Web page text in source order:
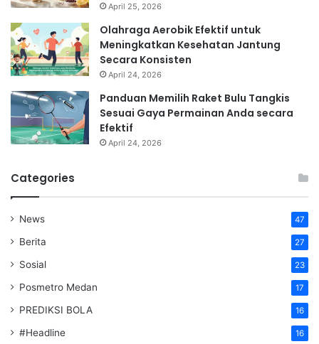
April 25, 2026
Olahraga Aerobik Efektif untuk
Meningkatkan Kesehatan Jantung
Secara Konsisten
April 24, 2026
Panduan Memilih Raket Bulu Tangkis
Sesuai Gaya Permainan Anda secara
Efektif
April 24, 2026
Categories
News 47
Berita 27
Sosial 23
Posmetro Medan 17
PREDIKSI BOLA 16
#Headline 16